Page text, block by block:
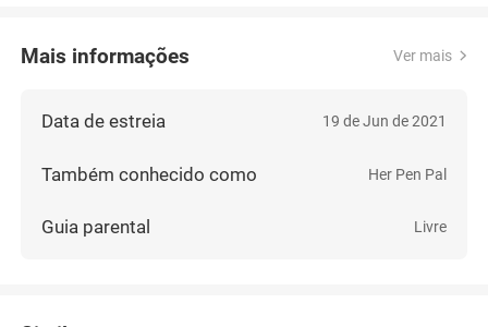
Mais informações Ver mais
Data de estreia 19 de Jun de 2021
Também conhecido como Her Pen Pal
Guia parental Livre